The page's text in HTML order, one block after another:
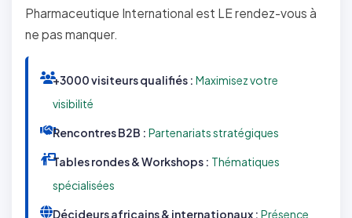
Pharmaceutique International est LE rendez-vous à
ne pas manquer.
+3000 visiteurs qualifiés : Maximisez votre
visibilité
Rencontres B2B : Partenariats stratégiques
Tables rondes & Workshops : Thématiques
spécialisées
Décideurs africains & internationaux : Présence